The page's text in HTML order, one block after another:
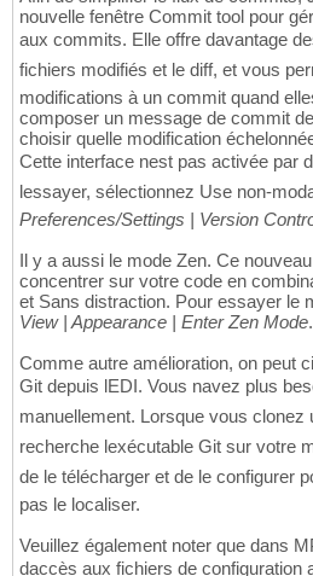
nouvelle fenêtre Commit tool pour
aux commits. Elle offre davantage
fichiers modifiés et le diff, et vous
modifications à un commit quand
composer un message de commit
choisir quelle modification
Cette interface nest pas activée par
lessayer, sélectionnez Use non-
Preferences/Settings | Version
Il y a aussi le mode Zen. Ce
concentrer sur votre code en
et Sans distraction. Pour essayer le
View | Appearance | Enter Zen Mode.
Comme autre amélioration, on peut
Git depuis lEDI. Vous navez plus
manuellement. Lorsque vous clonez
recherche lexécutable Git sur votre
de le télécharger et de le configurer
pas le localiser.
Veuillez également noter que dans
daccès aux fichiers de configuration